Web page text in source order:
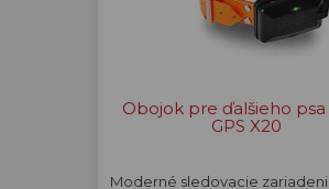
Obojok pre ďalšieho psa
GPS X20
Moderné sledovacie